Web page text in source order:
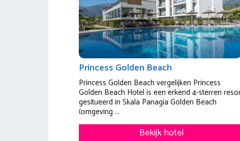
Princess Golden Beach
Princess Golden Beach vergelijken Princess
Golden Beach Hotel is een erkend 4-sterren
gesitueerd in Skala Panagia Golden Beach
(omgeving ...
Bekijk hotel